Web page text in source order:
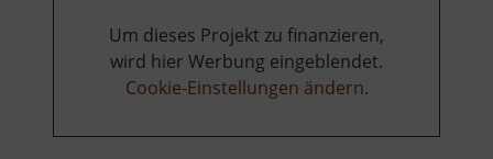
Um dieses Projekt zu finanzieren,
wird hier Werbung eingeblendet.
Cookie-Einstellungen ändern.